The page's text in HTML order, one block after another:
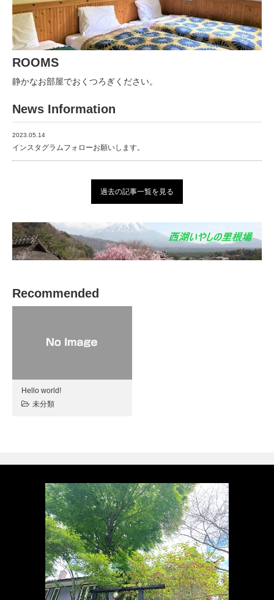
ROOMS
静かなお部屋でおくつろぎください。
News Information
2023.05.14
インスタグラムフォローお願いします。
過去の記事一覧を見る
Recommended
Hello world!
未分類